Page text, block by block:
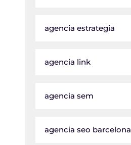
agencia estrategia
agencia link
agencia sem
agencia seo barcelona